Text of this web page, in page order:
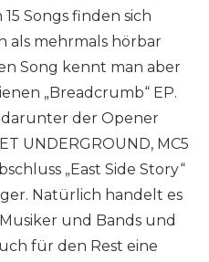
Songs finden sich
als mehrmals hörbar
Song kennt man aber
„Breadcrumb“ EP.
darunter der Opener
UNDERGROUND, MC5
„East Side Story“
Natürlich handelt es
und Bands und
für den Rest eine